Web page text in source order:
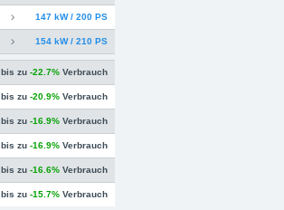
147 kW / 200 PS
154 kW / 210 PS
bis zu -22.7% Verbrauch
bis zu -20.9% Verbrauch
bis zu -16.9% Verbrauch
bis zu -16.9% Verbrauch
bis zu -16.6% Verbrauch
bis zu -15.7% Verbrauch